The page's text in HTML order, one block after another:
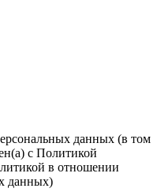
данных (в том
с Политикой
в отношении
данных)